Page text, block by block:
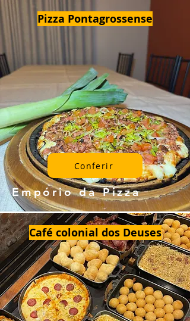
Pizza Pontagrossense
Conferir
Empório da Pizza
Café colonial dos Deuses